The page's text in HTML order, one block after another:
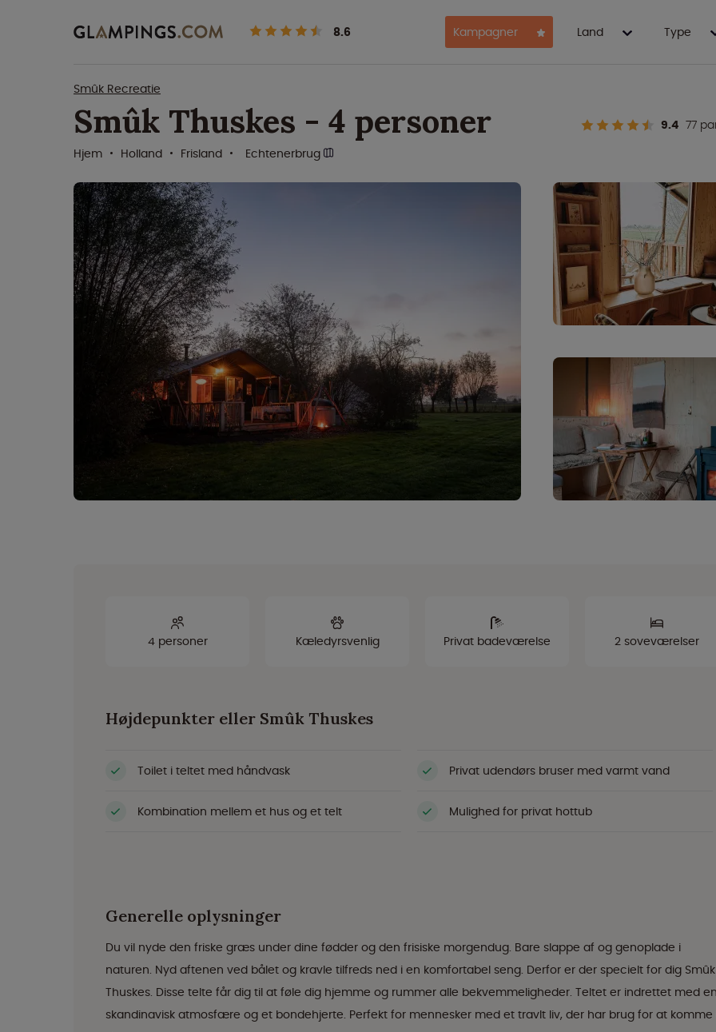
8.6 Kampagner Land Type
Smûk Recreatie
Smûk Thuskes - 4 personer 9.4 77
Hjem
Holland Frisland Echtenerbrug
4 personer Kæledyrsvenlig Privat badeværelse 2 soveværelser
Højdepunkter eller Smûk Thuskes
Toilet i teltet med håndvask Privat udendørs bruser med varmt vand
Kombination mellem et hus og et telt Mulighed for privat hottub
Generelle oplysninger
Du vil nyde den friske græs under dine fødder og den frisiske morgendug. Bare slappe af og genoplade i
naturen. Nyd aftenen ved bålet og kravle tilfreds ned i en komfortabel seng. Derfor er der specielt for dig Smûk
Thuskes. Disse telte får dig til at føle dig hjemme og rummer alle bekvemmeligheder. Teltet er indrettet med en
skandinavisk atmosfære og et bondehjerte. Perfekt for mennesker med et travlt liv, der har brug for at komme